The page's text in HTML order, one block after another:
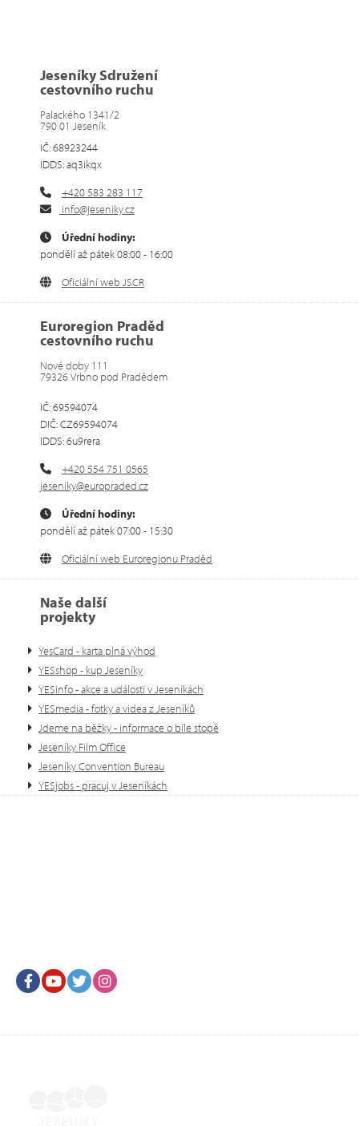
Jeseníky Sdružení
cestovního ruchu
Palackého 1341/2
790 01 Jeseník
IČ: 68923244
IDDS: aq3ikqx
+420 583 283 117
info@jeseniky.cz
Úřední hodiny:
pondělí až pátek 08:00 - 16:00
Oficiální web JSCR
Euroregion Praděd
cestovního ruchu
Nové doby 111
79326 Vrbno pod Pradědem
IČ: 69594074
DIČ: CZ69594074
IDDS: 6u9rera
+420 554 751 0565
jeseniky@europraded.cz
Úřední hodiny:
pondělí až pátek 07:00 - 15:30
Oficiální web Euroregionu Praděd
Naše další
projekty
YesCard - karta plná výhod
YESshop - kup Jeseníky
YESinfo - akce a události v Jeseníkách
YESmedia - fotky a videa z Jeseníků
Jdeme na běžky - informace o bíle stopě
Jeseníky Film Office
Jeseníky Convention Bureau
YESjobs - pracuj v Jeseníkách
FacebookYoutubeTwitter